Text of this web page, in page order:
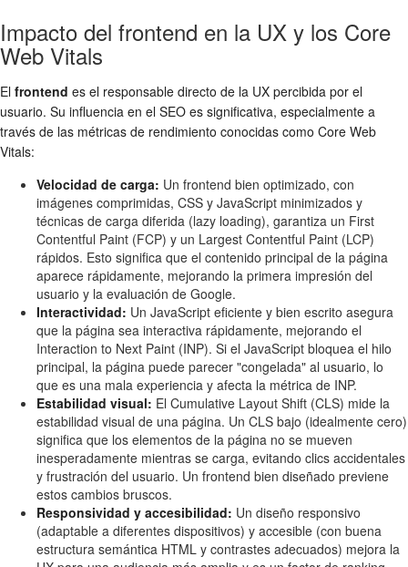
Impacto del frontend en la UX y los Core
Web Vitals
El frontend es el responsable directo de la UX percibida por el
usuario. Su influencia en el SEO es significativa, especialmente a
través de las métricas de rendimiento conocidas como Core Web
Vitals:
Velocidad de carga: Un frontend bien optimizado, con
imágenes comprimidas, CSS y JavaScript minimizados y
técnicas de carga diferida (lazy loading), garantiza un First
Contentful Paint (FCP) y un Largest Contentful Paint (LCP)
rápidos. Esto significa que el contenido principal de la página
aparece rápidamente, mejorando la primera impresión del
usuario y la evaluación de Google.
Interactividad: Un JavaScript eficiente y bien escrito asegura
que la página sea interactiva rápidamente, mejorando el
Interaction to Next Paint (INP). Si el JavaScript bloquea el hilo
principal, la página puede parecer "congelada" al usuario, lo
que es una mala experiencia y afecta la métrica de INP.
Estabilidad visual: El Cumulative Layout Shift (CLS) mide la
estabilidad visual de una página. Un CLS bajo (idealmente cero)
significa que los elementos de la página no se mueven
inesperadamente mientras se carga, evitando clics accidentales
y frustración del usuario. Un frontend bien diseñado previene
estos cambios bruscos.
Responsividad y accesibilidad: Un diseño responsivo
(adaptable a diferentes dispositivos) y accesible (con buena
estructura semántica HTML y contrastes adecuados) mejora la